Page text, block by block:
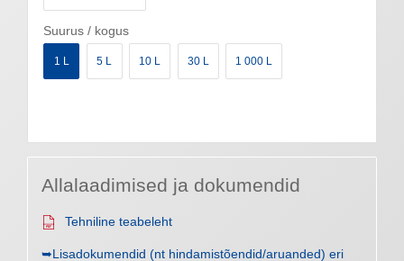
Suurus / kogus
1 L 5 L 10 L 30 L 1 000 L
Allalaadimised ja dokumendid
Tehniline teabeleht
➥Lisadokumendid (nt hindamistõendid/aruanded) eri